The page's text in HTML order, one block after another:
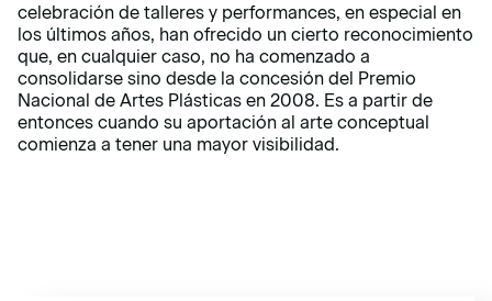
celebración de talleres y performances, en especial en
los últimos años, han ofrecido un cierto reconocimiento
que, en cualquier caso, no ha comenzado a
consolidarse sino desde la concesión del Premio
Nacional de Artes Plásticas en 2008. Es a partir de
entonces cuando su aportación al arte conceptual
comienza a tener una mayor visibilidad.